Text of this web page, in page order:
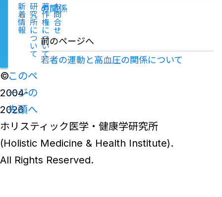
新
着
情
報
研
究
所
に
つ
い
て
著
作
権
に
つ
い
て
お
問
合
せ
前のページへ
若者の運動と高血圧の関係について
の関係
©
2004-
2026
ホリスティック医学・健康学研究所
(Holistic Medicine & Health Institute).
All Rights Reserved.
このペ
ージの
先頭へ